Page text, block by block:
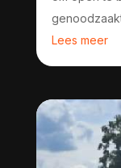
Lees meer